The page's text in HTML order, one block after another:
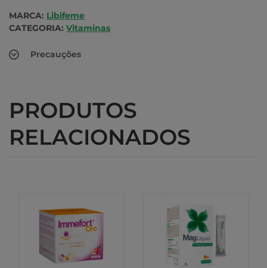
MARCA: Libifeme
CATEGORIA: Vitaminas
Precauções
PRODUTOS
RELACIONADOS